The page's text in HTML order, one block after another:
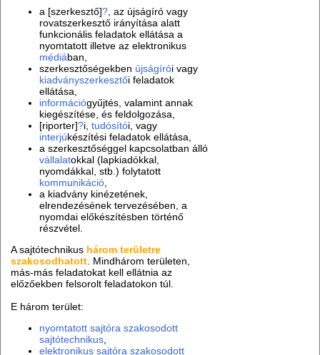
a [szerkesztő]? , az újságíró vagy
rovatszerkesztő irányítása alatt
funkcionális feladatok ellátása a
nyomtatott illetve az elektronikus
médiában,
szerkesztőségekben újságírói vagy
kiadványszerkesztői feladatok
ellátása,
információgyűjtés, valamint annak
kiegészítése, és feldolgozása,
[riporter]?i,tudósítói, vagy
interjúkészítési feladatok ellátása,
a szerkesztőséggel kapcsolatban álló
vállalatokkal (lapkiadókkal,
nyomdákkal, stb.) folytatott
kommunikáció
a kiadvány kinézetének,
elrendezésének tervezésében, a
nyomdai előkészítésben történő
részvétel.
A sajtótechnikus három területre
szakosodhatott . Mindhárom területen,
más-más feladatokat kell ellátnia az
előzőekben felsorolt feladatokon túl.
E három terület:
nyomtatott sajtóra szakosodott
sajtótechnikus,
elektronikus sajtóra szakosodott